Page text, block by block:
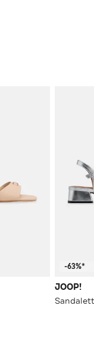
-63%*
JOOP!